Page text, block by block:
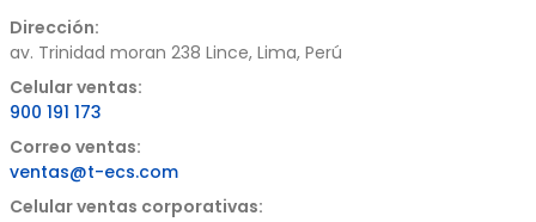
Dirección:
av. Trinidad moran 238 Lince, Lima, Perú
Celular ventas:
900 191 173
Correo ventas:
ventas@t-ecs.com
Celular ventas corporativas: